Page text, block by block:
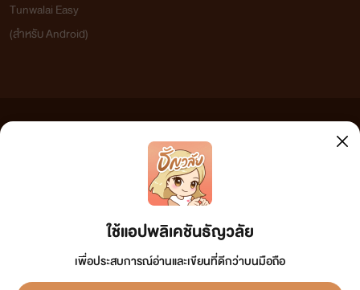
ใช้แอปพลิเคชันธัญวลัย
เพื่อประสบการณ์อ่านและเขียนที่ดีกว่าบนมือถือ
Tunwalai Easy
(สำหรับ Android)
เว็บไซต์แห่งนี้ไม่ได้เห็นด้วยและไม่ขอรับผิดชอบต่อข้อความใดๆ ทั้งสิ้น ดังนั้นผู้อ่านทุกท่านโปรดใช้
วิจารณญาณในการกลั่นกรองด้วยตนเอง และหากท่านพบข้อความใดๆ ที่ขัดต่อกฎหมายและศีลธรรม
กรุณาแจ้งมาที่ tunwalai@ookbee.com เพื่อทีมงานจะได้ดำเนินการในทันที ทั้งนี้ ทางเว็บไซต์ขอสงวน
ลิขสิทธิ์ตามพระราชบัญญัติลิขสิทธิ์ (ฉบับเพิ่มเติม) พ.ศ.2558